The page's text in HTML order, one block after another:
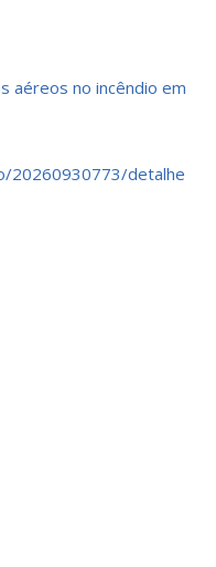
aéreos no incêndio em
detalhe